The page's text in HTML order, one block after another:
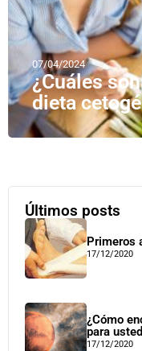
07/04/2024
¿Cuáles
dieta
Últimos posts
Primeros
17/12/2020
¿Cómo
para
17/12/2020